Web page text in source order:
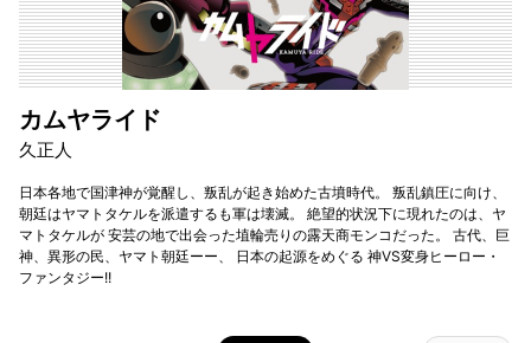
カムヤライド
久正人
日本各地で国津神が覚醒し、叛乱が起き始めた古墳時代。 叛乱鎮圧に向け、
朝廷はヤマトタケルを派遣するも軍は壊滅。 絶望的状況下に現れたのは、ヤ
マトタケルが 安芸の地で出会った埴輪売りの露天商モンコだった。 古代、巨
神、異形の民、ヤマト朝廷ーー、 日本の起源をめぐる 神VS変身ヒーロー・
ファンタジー!!